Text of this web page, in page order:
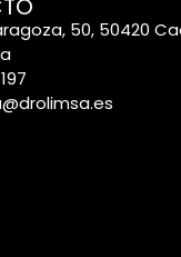
50, 50420